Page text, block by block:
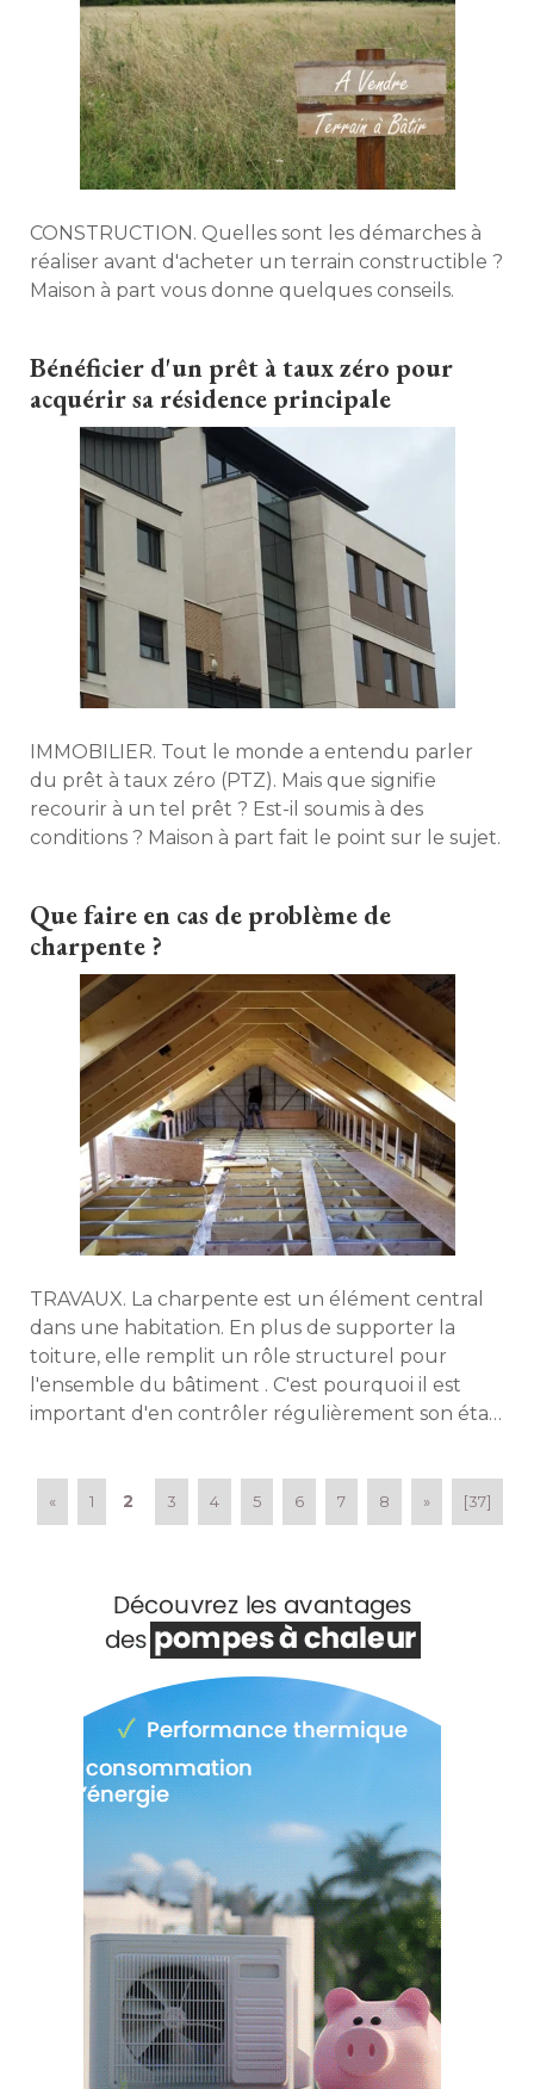
CONSTRUCTION. Quelles sont les démarches à
réaliser avant d'acheter un terrain constructible ?
Maison à part vous donne quelques conseils.
Bénéficier d'un prêt à taux zéro pour
acquérir sa résidence principale
IMMOBILIER. Tout le monde a entendu parler
du prêt à taux zéro (PTZ). Mais que signifie
recourir à un tel prêt ? Est-il soumis à des
conditions ? Maison à part fait le point sur le sujet.
Que faire en cas de problème de
charpente ?
TRAVAUX. La charpente est un élément central
dans une habitation. En plus de supporter la
toiture, elle remplit un rôle structurel pour
l'ensemble du bâtiment . C'est pourquoi il est
important d'en contrôler régulièrement son état
« 1 2 3 4 5 6 7 8 » [37]